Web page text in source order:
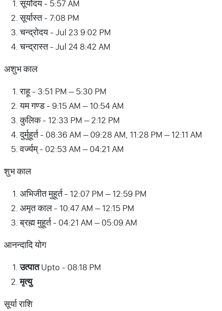
सूर्योदय - 5:57 AM
सूर्यास्त - 7:08 PM
चन्द्रोदय - Jul 23 9:02 PM
चन्द्रास्त - Jul 24 8:42 AM
अशुभ काल
राहू - 3:51 PM – 5:30 PM
यम गण्ड - 9:15 AM – 10:54 AM
कुलिक - 12:33 PM – 2:12 PM
दुर्मुहूर्त - 08:36 AM – 09:28 AM, 11:28 PM – 12:11 AM
वर्ज्यम् - 02:53 AM – 04:21 AM
शुभ काल
अभिजीत मुहूर्त - 12:07 PM – 12:59 PM
अमृत काल - 10:47 AM – 12:15 PM
ब्रह्म मुहूर्त - 04:21 AM – 05:09 AM
आनन्दादि योग
उत्पातUpto - 08:18 PM
मृत्यु
सूर्या राशि